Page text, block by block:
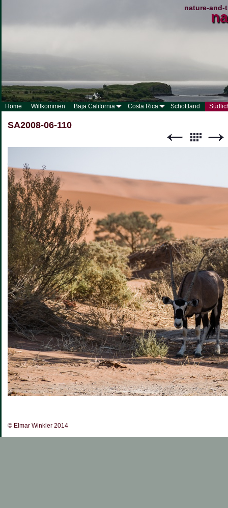
nature-and-
Home Willkommen Baja California Costa Rica Schottland
SA2008-06-110
© Elmar Winkler 2014